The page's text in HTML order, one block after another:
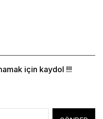
için kaydol !!!